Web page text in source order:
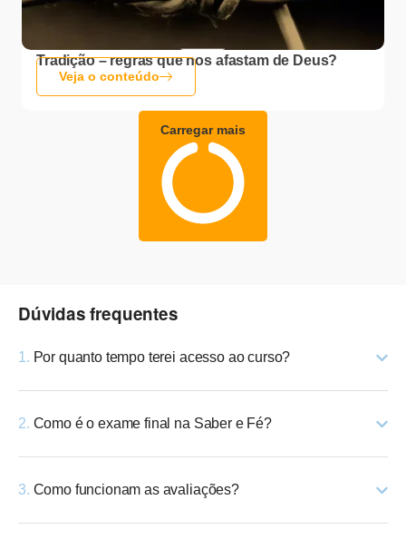
Tradição – regras que nos afastam de Deus?
Veja o conteúdo
Carregar mais
Dúvidas frequentes
1. Por quanto tempo terei acesso ao curso?
2. Como é o exame final na Saber e Fé?
3. Como funcionam as avaliações?